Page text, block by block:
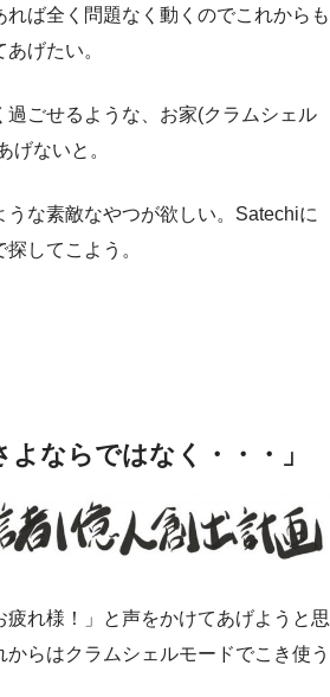
れば全く問題なく動くのでこれからも
げたい。
過ごせるような、お家(クラムシェル
げないと。
うな素敵なやつが欲しい。Satechiに
してこよう。
ならではなく・・・」
疲れ様！」と声をかけてあげようと思
からはクラムシェルモードでこき使う